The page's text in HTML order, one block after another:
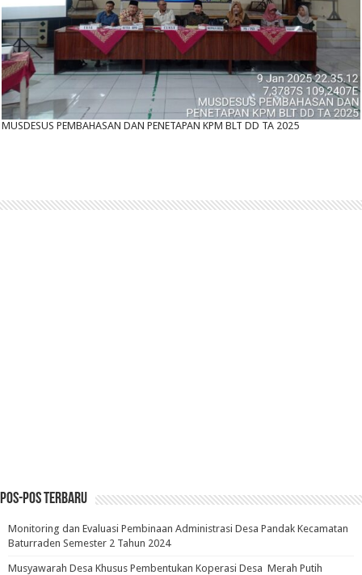
MUSDESUS PEMBAHASAN DAN PENETAPAN KPM BLT DD TA 2025
Pos-pos Terbaru
Monitoring dan Evaluasi Pembinaan Administrasi Desa Pandak Kecamatan
Baturraden Semester 2 Tahun 2024
Musyawarah Desa Khusus Pembentukan Koperasi Desa Merah Putih